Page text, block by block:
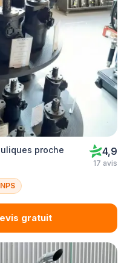
proche
4,9
17 avis
gratuit